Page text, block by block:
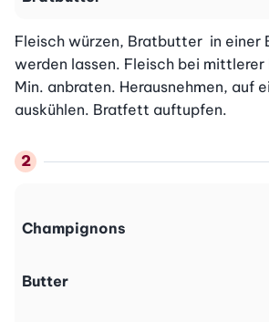
Fleisch würzen, Bratbutter  in einer
werden lassen. Fleisch bei mittlerer
Min. anbraten. Herausnehmen, auf
auskühlen. Bratfett auftupfen.
Champignons
Butter